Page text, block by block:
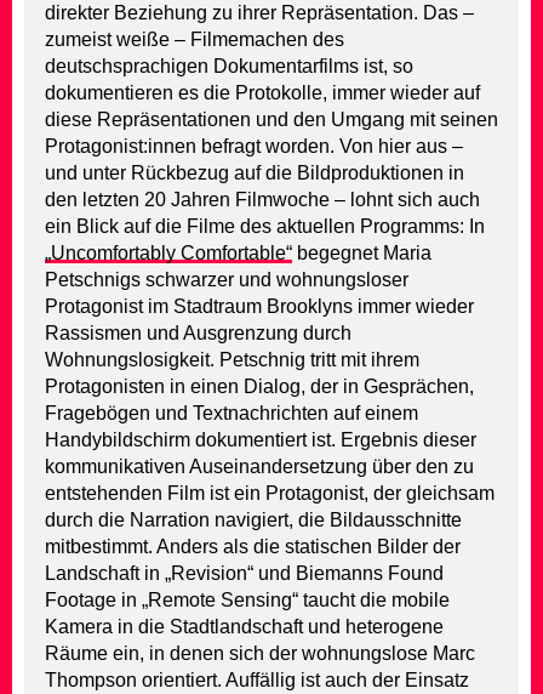
direkter Beziehung zu ihrer Repräsentation. Das –
zumeist weiße – Filmemachen des
deutschsprachigen Dokumentarfilms ist, so
dokumentieren es die Protokolle, immer wieder auf
diese Repräsentationen und den Umgang mit seinen
Protagonist:innen befragt worden. Von hier aus –
und unter Rückbezug auf die Bildproduktionen in
den letzten 20 Jahren Filmwoche – lohnt sich auch
ein Blick auf die Filme des aktuellen Programms: In
„Uncomfortably Comfortable“ begegnet Maria
Petschnigs schwarzer und wohnungsloser
Protagonist im Stadtraum Brooklyns immer wieder
Rassismen und Ausgrenzung durch
Wohnungslosigkeit. Petschnig tritt mit ihrem
Protagonisten in einen Dialog, der in Gesprächen,
Fragebögen und Textnachrichten auf einem
Handybildschirm dokumentiert ist. Ergebnis dieser
kommunikativen Auseinandersetzung über den zu
entstehenden Film ist ein Protagonist, der gleichsam
durch die Narration navigiert, die Bildausschnitte
mitbestimmt. Anders als die statischen Bilder der
Landschaft in „Revision“ und Biemanns Found
Footage in „Remote Sensing“ taucht die mobile
Kamera in die Stadtlandschaft und heterogene
Räume ein, in denen sich der wohnungslose Marc
Thompson orientiert. Auffällig ist auch der Einsatz